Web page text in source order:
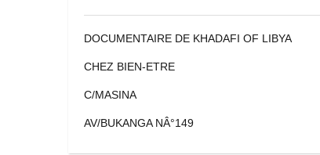
DOCUMENTAIRE DE KHADAFI OF LIBYA
CHEZ BIEN-ETRE
C/MASINA
AV/BUKANGA NÂ°149